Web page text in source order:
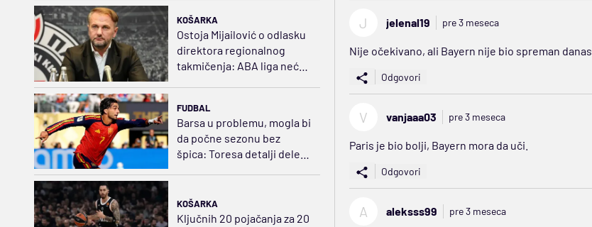
KOŠARKA
Ostoja Mijailović o odlasku
direktora regionalnog
takmičenja: ABA liga neće
FUDBAL
Barsa u problemu, mogla bi
da počne sezonu bez
špica: Toresa detalji dele
KOŠARKA
Ključnih 20 pojačanja za 20
J jelenal19 pre 3 meseca
Nije očekivano, ali Bayern nije bio spreman danas.
Odgovori
V vanjaaa03 pre 3 meseca
Paris je bio bolji, Bayern mora da uči.
Odgovori
A aleksss99 pre 3 meseca